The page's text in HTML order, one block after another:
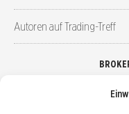
Autoren auf Trading-Treff